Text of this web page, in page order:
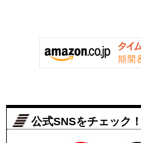
公式SNSをチェック！